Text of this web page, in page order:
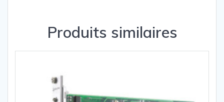
Produits similaires